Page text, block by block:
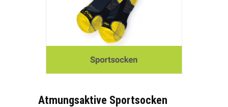
Atmungsaktive Sportsocken